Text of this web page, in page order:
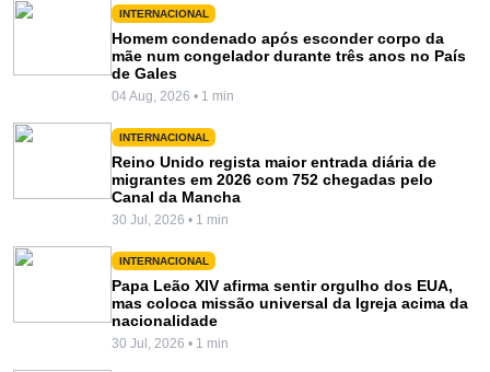
INTERNACIONAL
Homem condenado após esconder corpo da
mãe num congelador durante três anos no País
de Gales
04 Aug, 2026 • 1 min
INTERNACIONAL
Reino Unido regista maior entrada diária de
migrantes em 2026 com 752 chegadas pelo
Canal da Mancha
30 Jul, 2026 • 1 min
INTERNACIONAL
Papa Leão XIV afirma sentir orgulho dos EUA,
mas coloca missão universal da Igreja acima da
nacionalidade
30 Jul, 2026 • 1 min